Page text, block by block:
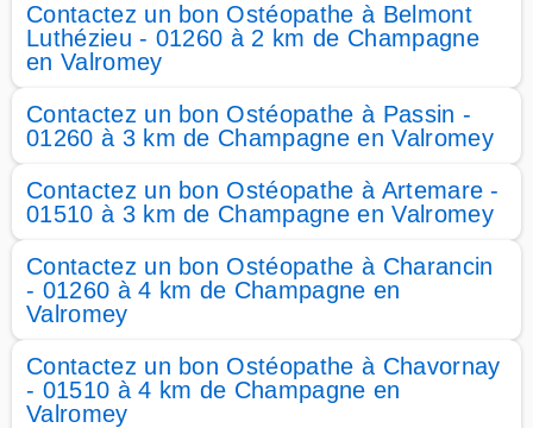
Contactez un bon Ostéopathe à Belmont
Luthézieu - 01260 à 2 km de Champagne
en Valromey
Contactez un bon Ostéopathe à Passin -
01260 à 3 km de Champagne en Valromey
Contactez un bon Ostéopathe à Artemare -
01510 à 3 km de Champagne en Valromey
Contactez un bon Ostéopathe à Charancin
- 01260 à 4 km de Champagne en
Valromey
Contactez un bon Ostéopathe à Chavornay
- 01510 à 4 km de Champagne en
Valromey